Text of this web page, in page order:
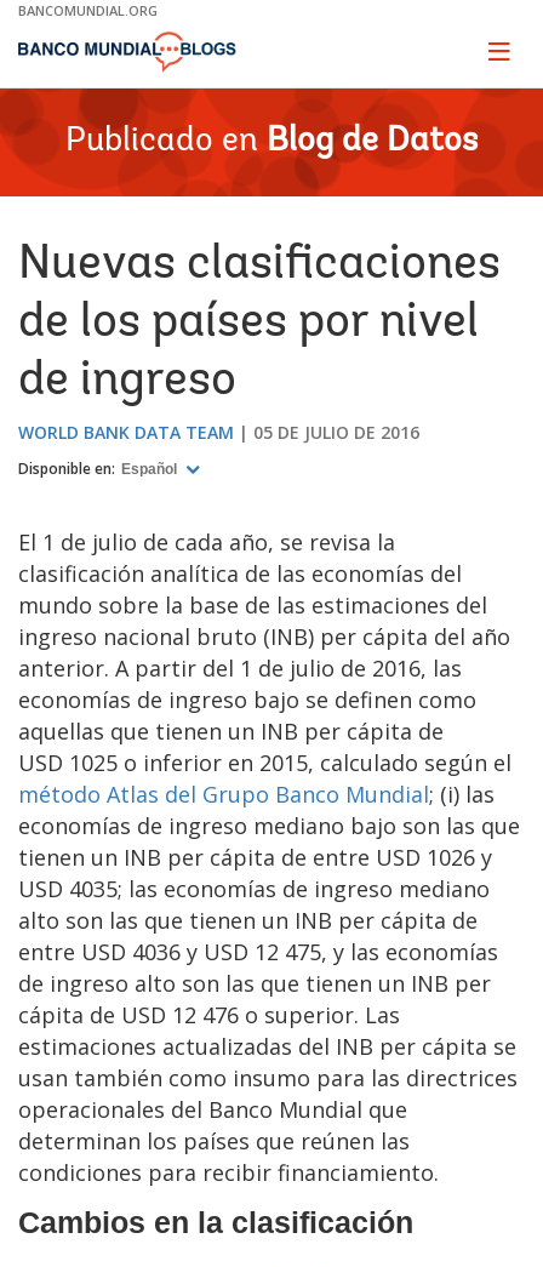
Skip
Main
BANCOMUNDIAL.ORG
Page
Publicado en Blog de Datos
Nuevas clasificaciones
de los países por nivel
de ingreso
WORLD BANK DATA TEAM 05 DE JULIO DE 2016
Disponible en: Español
El 1 de julio de cada año, se revisa la
clasificación analítica de las economías del
mundo sobre la base de las estimaciones del
ingreso nacional bruto (INB) per cápita del año
anterior. A partir del 1 de julio de 2016, las
economías de ingreso bajo se definen como
aquellas que tienen un INB per cápita de
USD 1025 o inferior en 2015, calculado según el
método Atlas del Grupo Banco Mundial; (i) las
economías de ingreso mediano bajo son las que
tienen un INB per cápita de entre USD 1026 y
USD 4035; las economías de ingreso mediano
alto son las que tienen un INB per cápita de
entre USD 4036 y USD 12 475, y las economías
de ingreso alto son las que tienen un INB per
cápita de USD 12 476 o superior. Las
estimaciones actualizadas del INB per cápita se
usan también como insumo para las directrices
operacionales del Banco Mundial que
determinan los países que reúnen las
condiciones para recibir financiamiento.
Cambios en la clasificación